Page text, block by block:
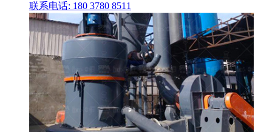
联系电话: 180 3780 8511